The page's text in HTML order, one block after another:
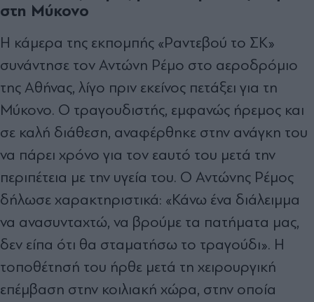
στη Μύκονο
Η κάμερα της εκπομπής «Ραντεβού το ΣΚ»
συνάντησε τον Αντώνη Ρέμο στο αεροδρόμιο
της Αθήνας, λίγο πριν εκείνος πετάξει για τη
Μύκονο. Ο τραγουδιστής, εμφανώς ήρεμος και
σε καλή διάθεση, αναφέρθηκε στην ανάγκη του
να πάρει χρόνο για τον εαυτό του μετά την
περιπέτεια με την υγεία του. Ο Αντώνης Ρέμος
δήλωσε χαρακτηριστικά: «Κάνω ένα διάλειμμα
να ανασυνταχτώ, να βρούμε τα πατήματα μας,
δεν είπα ότι θα σταματήσω το τραγούδι». Η
τοποθέτησή του ήρθε μετά τη χειρουργική
επέμβαση στην κοιλιακή χώρα, στην οποία